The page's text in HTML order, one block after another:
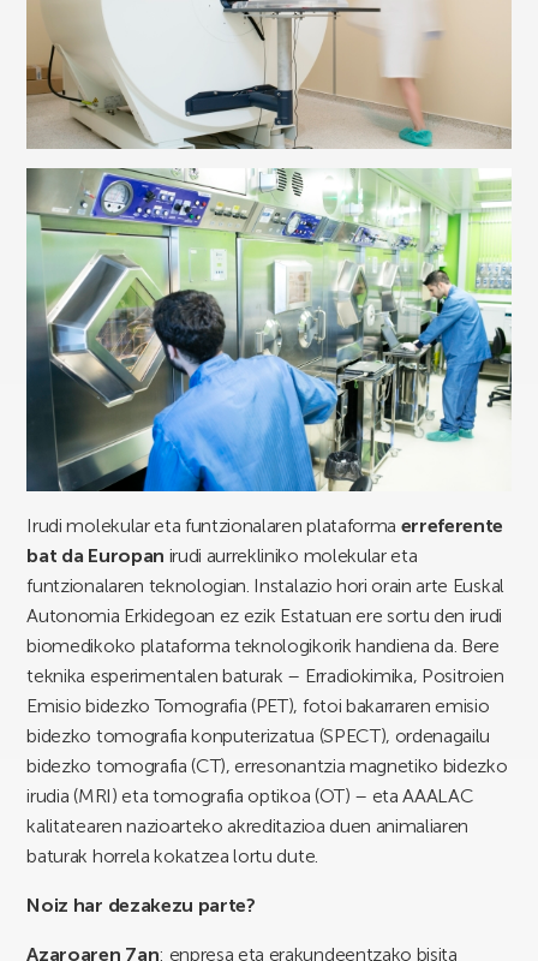
Irudi molekular eta funtzionalaren plataforma erreferente
bat da Europan irudi aurrekliniko molekular eta
funtzionalaren teknologian. Instalazio hori orain arte Euskal
Autonomia Erkidegoan ez ezik Estatuan ere sortu den irudi
biomedikoko plataforma teknologikorik handiena da. Bere
teknika esperimentalen baturak – Erradiokimika, Positroien
Emisio bidezko Tomografia (PET), fotoi bakarraren emisio
bidezko tomografia konputerizatua (SPECT), ordenagailu
bidezko tomografia (CT), erresonantzia magnetiko bidezko
irudia (MRI) eta tomografia optikoa (OT) – eta AAALAC
kalitatearen nazioarteko akreditazioa duen animaliaren
baturak horrela kokatzea lortu dute.
Noiz har dezakezu parte?
Azaroaren 7an: enpresa eta erakundeentzako bisita